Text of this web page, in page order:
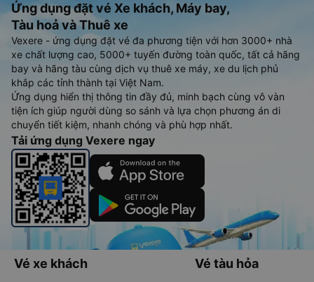
Ứng dụng đặt vé Xe khách, Máy bay,
Tàu hoả và Thuê xe
Vexere - ứng dụng đặt vé đa phương tiện với hơn 3000+ nhà
xe chất lượng cao, 5000+ tuyến đường toàn quốc, tất cả hãng
bay và hãng tàu cùng dịch vụ thuê xe máy, xe du lịch phủ
khắp các tỉnh thành tại Việt Nam.
Ứng dụng hiển thị thông tin đầy đủ, minh bạch cùng vô vàn
tiện ích giúp người dùng so sánh và lựa chọn phương án di
chuyển tiết kiệm, nhanh chóng và phù hợp nhất.
Tải ứng dụng Vexere ngay
Vé xe khách Vé tàu hỏa